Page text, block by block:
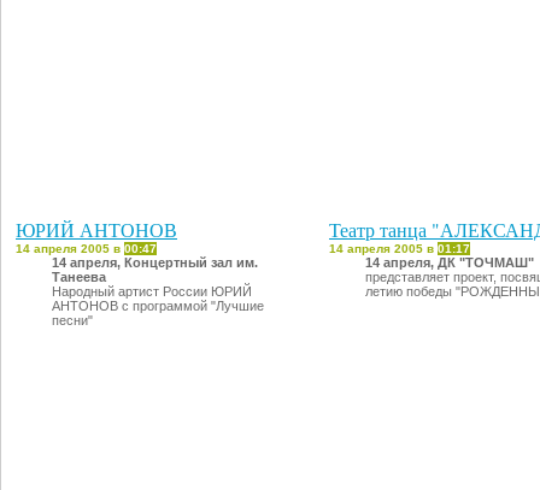
ЮРИЙ АНТОНОВ
14 апреля 2005 в 00:47
14 апреля, Концертный зал им.
Танеева
Народный артист России ЮРИЙ
АНТОНОВ с программой "Лучшие
песни"
Театр танца
14 апреля 2005 в 01:17
14 апреля, ДК "ТОЧМАШ"
представляет проект,
летию победы